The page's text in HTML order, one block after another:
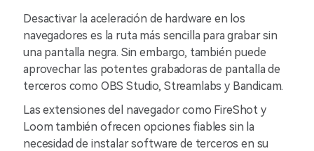
Desactivar la aceleración de hardware en los
navegadores es la ruta más sencilla para grabar sin
una pantalla negra. Sin embargo, también puede
aprovechar las potentes grabadoras de pantalla de
terceros como OBS Studio, Streamlabs y Bandicam.
Las extensiones del navegador como FireShot y
Loom también ofrecen opciones fiables sin la
necesidad de instalar software de terceros en su